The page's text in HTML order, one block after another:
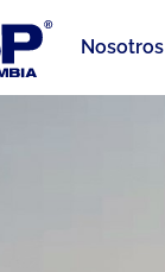
Nosotros